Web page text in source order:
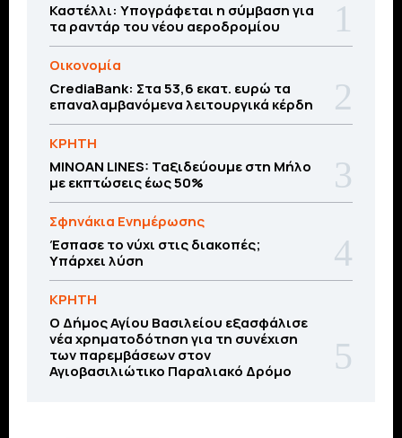
Καστέλλι: Υπογράφεται η σύμβαση για
τα ραντάρ του νέου αεροδρομίου
Οικονομία
CrediaBank: Στα 53,6 εκατ. ευρώ τα
επαναλαμβανόμενα λειτουργικά κέρδη
ΚΡΗΤΗ
MINOAN LINES: Ταξιδεύουμε στη Μήλο
με εκπτώσεις έως 50%
Σφηνάκια Ενημέρωσης
Έσπασε το νύχι στις διακοπές;
Υπάρχει λύση
ΚΡΗΤΗ
O Δήμος Αγίου Βασιλείου εξασφάλισε
νέα χρηματοδότηση για τη συνέχιση
των παρεμβάσεων στον
Αγιοβασιλιώτικο Παραλιακό Δρόμο